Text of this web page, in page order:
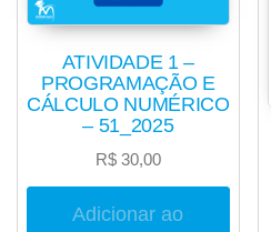
ATIVIDADE 1 –
PROGRAMAÇÃO E
CÁLCULO NUMÉRICO
– 51_2025
R$30,00
Adicionar ao